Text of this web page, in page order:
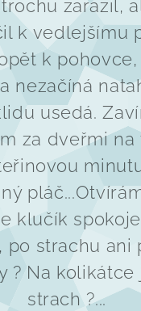
zarazil,
k vedlejšímu
k
nezačíná
usedá.
za dveřmi
klučík
po strachu ani
? Na
strach ?...